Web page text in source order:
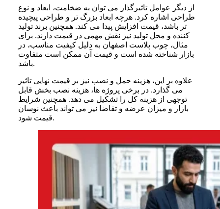
از دیگر عوامل تاثیرگذار می توان به ضخامت، ابعاد و نوع
طراحی اشاره کرد. هرچه ابعاد بزرگ تر و طراحی پیچیده
تر باشد، قیمت افزایش پیدا می کند. همچنین برند تولید
کننده و محل تولید نیز نقش مهمی در قیمت دارند. برای
مثال، چوب پلاست اصفهان به دلیل کیفیت مناسب، در
بازار شناخته شده است و قیمت آن ممکن است متفاوت
باشد.
علاوه بر این، هزینه حمل و نصب نیز بر قیمت نهایی تاثیر
می گذارد. در برخی پروژه ها، هزینه نصب بخش قابل
توجهی از هزینه کل را تشکیل می دهد. همچنین شرایط
بازار و میزان عرضه و تقاضا نیز می تواند باعث نوسان
قیمت شود.